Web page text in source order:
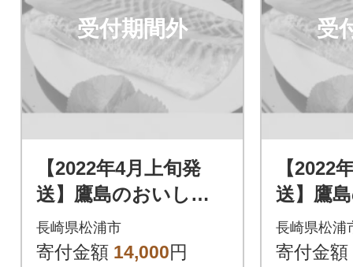
受付期間外
【2022年4月上旬発
送】鷹島のおいしか
タイ(1.2kg)
長崎県松浦市
寄付金額 14,000円
受
【2022
送】鷹
タイ
長崎県松浦
寄付金額